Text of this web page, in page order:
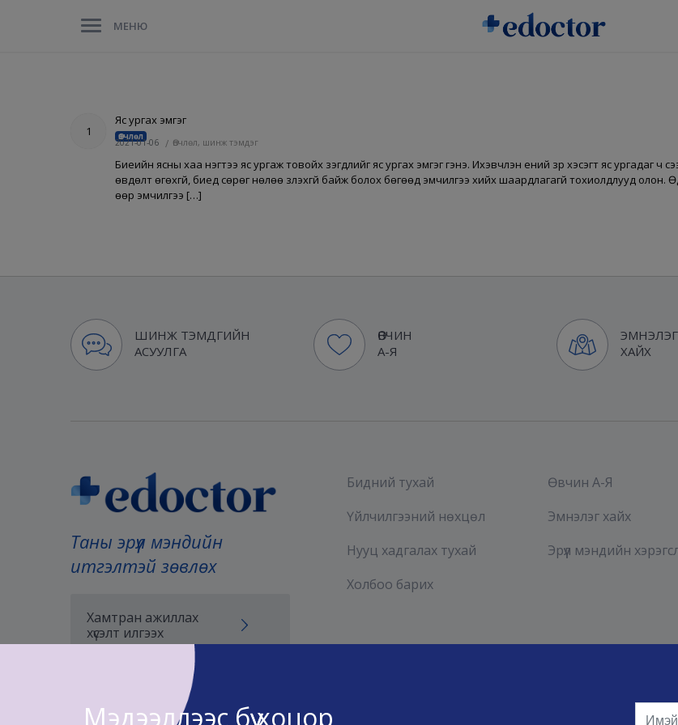
МЕНЮ
1
Яс ургах эмгэг
Өвчлөл
2021-01-06 / Өвчлөл, шинж тэмдэг
Биеийн ясны хаа нэгтээ яс ургаж товойх үзэгдлийг яс ургах эмгэг гэнэ. Ихэвчлэн үений үзүүр хэсэгт яс
өвдөлт өгөхгүй, биед сөрөг нөлөө үзүүлэхгүй байж болох бөгөөд эмчилгээ хийх шаардлагагүй тохиолдлууд
өөр эмчилгээ […]
Мэдээллээс бүү хоцор
ШИНЖ ТЭМДГИЙН
АСУУЛГА
ӨВЧИН
А-Я
ЭМНЭЛЭГ
ХАЙХ
Таны эрүүл мэндийн
итгэлтэй зөвлөх
Хамтран ажиллах
хүсэлт илгээх
Бидний тухай
Үйлчилгээний нөхцөл
Нууц хадгалах тухай
Холбоо барих
Өвчин А-Я
Эмнэлэг хайх
Эрүүл мэндийн